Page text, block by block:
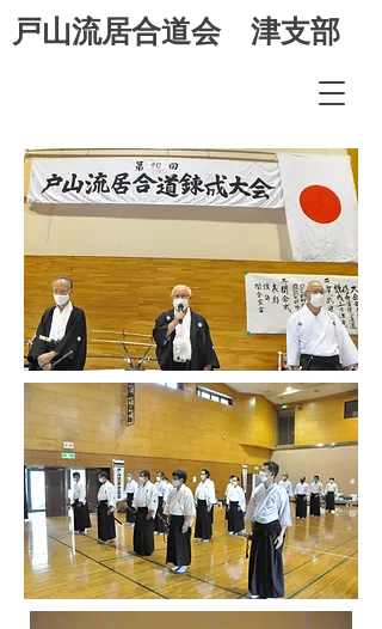
​戸山流居合道会 津支部